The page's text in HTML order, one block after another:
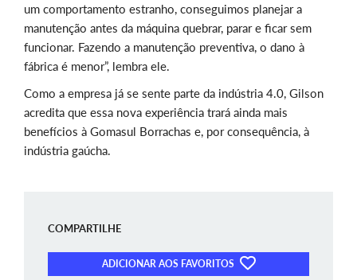
um comportamento estranho, conseguimos planejar a
manutenção antes da máquina quebrar, parar e ficar sem
funcionar. Fazendo a manutenção preventiva, o dano à
fábrica é menor”, lembra ele.
Como a empresa já se sente parte da indústria 4.0, Gilson
acredita que essa nova experiência trará ainda mais
benefícios à Gomasul Borrachas e, por consequência, à
indústria gaúcha.
COMPARTILHE
ADICIONAR AOS FAVORITOS